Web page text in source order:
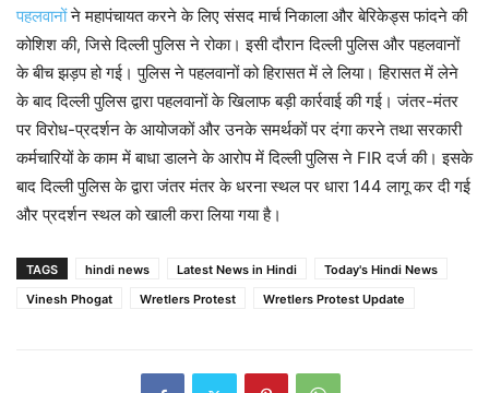
पहलवानोंने महापंचायत करने के लिए संसद मार्च निकाला और बेरिकेड्स फांदने की
कोशिश की, जिसे दिल्ली पुलिस ने रोका। इसी दौरान दिल्ली पुलिस और पहलवानों
के बीच झड़प हो गई। पुलिस ने पहलवानों को हिरासत में ले लिया। हिरासत में लेने
के बाद दिल्ली पुलिस द्वारा पहलवानों के खिलाफ बड़ी कार्रवाई की गई। जंतर-मंतर
पर विरोध-प्रदर्शन के आयोजकों और उनके समर्थकों पर दंगा करने तथा सरकारी
कर्मचारियों के काम में बाधा डालने के आरोप में दिल्ली पुलिस ने FIR दर्ज की। इसके
बाद दिल्ली पुलिस के द्वारा जंतर मंतर के धरना स्थल पर धारा 144 लागू कर दी गई
और प्रदर्शन स्थल को खाली करा लिया गया है।
TAGS hindi news Latest News in Hindi
Today's Hindi News
Vinesh Phogat
Wretlers Protest Wretlers Protest Update